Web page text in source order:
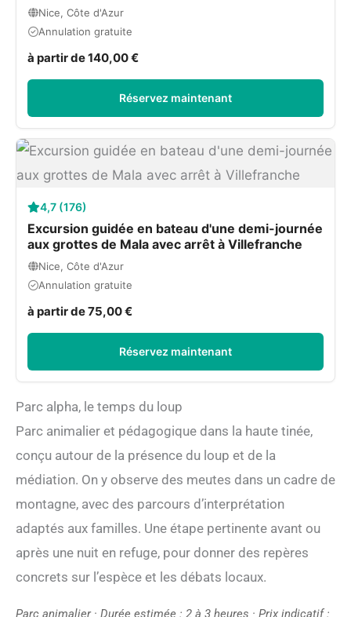
Nice, Côte d'Azur
Annulation gratuite
à partir de 140,00 €
Réservez maintenant
4,7 (176)
Excursion guidée en bateau d'une demi-journée
aux grottes de Mala avec arrêt à Villefranche
Nice, Côte d'Azur
Annulation gratuite
à partir de 75,00 €
Réservez maintenant
Parc alpha, le temps du loup
Parc animalier et pédagogique dans la haute tinée,
conçu autour de la présence du loup et de la
médiation. On y observe des meutes dans un cadre de
montagne, avec des parcours d’interprétation
adaptés aux familles. Une étape pertinente avant ou
après une nuit en refuge, pour donner des repères
concrets sur l’espèce et les débats locaux.
Parc animalier · Durée estimée : 2 à 3 heures · Prix indicatif :